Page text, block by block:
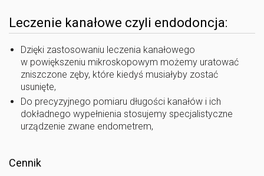
Leczenie kanałowe czyli endodoncja:
Dzięki zastosowaniu leczenia kanałowego
w powiększeniu mikroskopowym możemy uratować
zniszczone zęby, które kiedyś musiałyby zostać
usunięte,
Do precyzyjnego pomiaru długości kanałów i ich
dokładnego wypełnienia stosujemy specjalistyczne
urządzenie zwane endometrem,
Cennik